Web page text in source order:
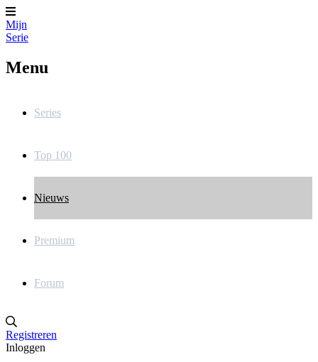
Mijn
Serie
Menu
Series
Top 100
Nieuws
Premium
Forum
Registreren
Inloggen